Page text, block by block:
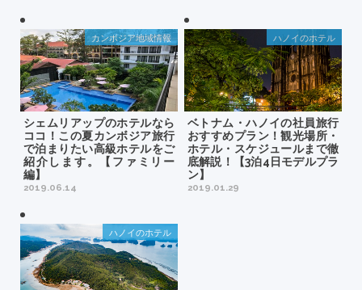
シェムリアップのホテルなら
ココ！この夏カンボジア旅行
で泊まりたい高級ホテルをご
紹介します。【ファミリー
編】
2019.06.14
カンボジア地域情報
ベトナム・ハノイの社員旅行
おすすめプラン！観光場所・
ホテル・スケジュールまで徹
底解説！【3泊4日モデルプラ
ン】
2019.01.29
ハノイのホテル
ハノイのホテル